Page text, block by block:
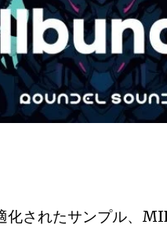
化されたサンプル、